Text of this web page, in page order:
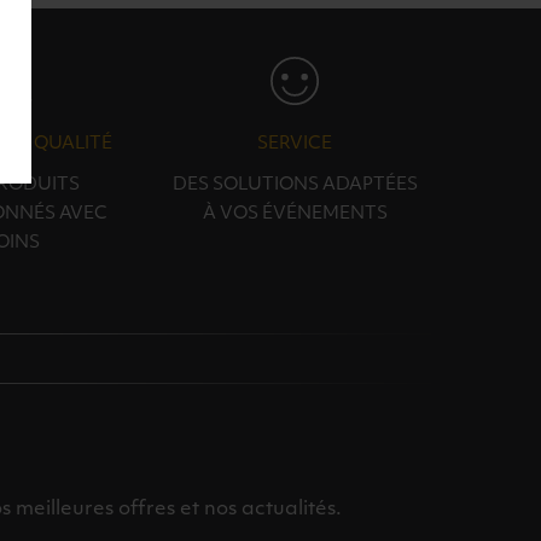
& QUALITÉ
AVEC
SERVICE
DES SOLUTIONS ADAPTÉES
À VOS ÉVÉNEMENTS
meilleures offres et nos actualités.